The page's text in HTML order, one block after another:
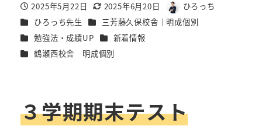
投稿日
2025年5月22日
更新日
2025年6月20日
著
者
ひろっち
カテゴリー
ひろっち先生 カテゴリー
三芳藤久保校舎｜明成個別
カテゴリー
勉強法・成績UP カテゴリー
新着情報
カテゴリー
鶴瀬西校舎 明成個別
３学期期末テスト